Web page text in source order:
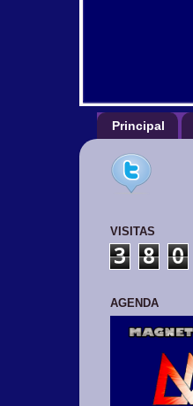
Principal
VISITAS
3 8 0
AGENDA